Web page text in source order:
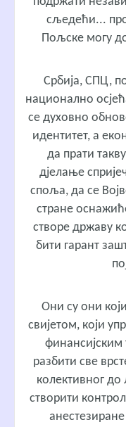
сљедећи...
Пољске могу
Србија, СПЦ,
национално
се духовно
идентитет, а
да прати
дјелање
споља, да се
стране
створе државу
бити гарант
Они су они
свијетом, који
финансијским
разбити све
колективног до
створити